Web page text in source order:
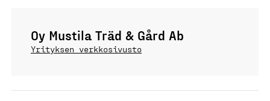
Oy Mustila Träd & Gård Ab
Yrityksen verkkosivusto